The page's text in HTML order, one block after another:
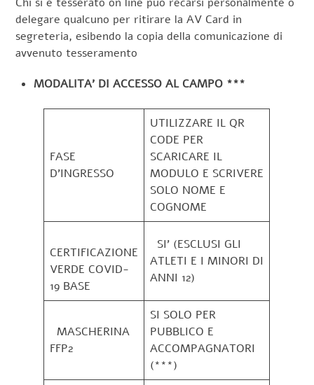
delegare qualcuno per ritirare la AV Card in
segreteria, esibendo la copia della comunicazione di
avvenuto tesseramento
MODALITA’ DI ACCESSO AL CAMPO ***
FASE
D’INGRESSO
UTILIZZARE IL QR
CODE PER
SCARICARE IL
MODULO E SCRIVERE
SOLO NOME E
COGNOME
CERTIFICAZIONE
VERDE COVID-
19 BASE
SI’ (ESCLUSI GLI
ATLETI E I MINORI DI
ANNI 12)
MASCHERINA
FFP2
SI SOLO PER
PUBBLICO E
ACCOMPAGNATORI
(***)